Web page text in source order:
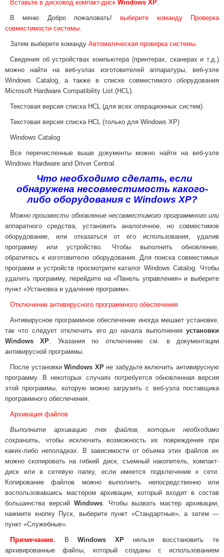
Вставьте в дисковод компакт-диск Windows XP.
В меню Добро пожаловать!выберите команду Проверка
совместимости системы.
Затем выберите команду Автоматическая проверка системы.
Сведения об устройствах компьютера (принтерах, сканерах и т.д.)
можно найти на веб-узлах изготовителей аппаратуры, веб-узле
Windows Catalog, а также в списке совместимого оборудования
Microsoft Hardware Compatibility List (HCL).
Текстовая версия списка HCL (для всех операционных систем)
Текстовая версия списка HCL (только для Windows XP)
Windows Catalog
Все перечисленные выше документы можно найти на веб-узле
Windows Hardware and Driver Central.
Что необходимо сделать, если
обнаружена несовместимость какого-
либо оборудования с Windows XP?
Можно произвести обновление несовместимого программного или
аппаратного средства, установить аналогичное, но совместимое
оборудование, или отказаться от его использования, удалив
программу или устройство. Чтобы выполнить обновление,
обратитесь к изготовителю оборудования. Для поиска совместимых
программ и устройств просмотрите каталог Windows Catalog. Чтобы
удалить программу, перейдите на«Панель управления» и выберите
пункт «Установка и удаление программ».
Отключение антивирусного программного обеспечения
Антивирусное программное обеспечение иногда мешает установке,
так что следует отключить его до начала выполнения установки
Windows XP. Указания по отключению см. в документации
антивирусной программы.
После установкиWindows XPне забудьте включить антивирусную
программу. В некоторых случаях потребуется обновленная версия
этой программы, которую можно загрузить с веб-узла поставщика
программного обеспечения.
Архивация файлов
Выполните архивацию тех файлов, которые необходимо
сохранить, чтобы исключить возможность их повреждения при
каких-либо неполадках. В зависимости от объема этих файлов их
можно скопировать на гибкий диск, съемный накопитель, компакт-
диск или в сетевую папку, если имеется подключение к сети.
Копирование файлов можно выполнить непосредственно или
воспользовавшись мастером архивации, который входит в состав
большинства версий Windows. Чтобы вызвать мастер архивации,
нажмите кнопку Пуск, выберите пункт «Стандартные», а затем —
пункт «Служебные».
Примечание. ВWindows XP нельзя восстановить те
архивированные файлы, который созданы с использованием